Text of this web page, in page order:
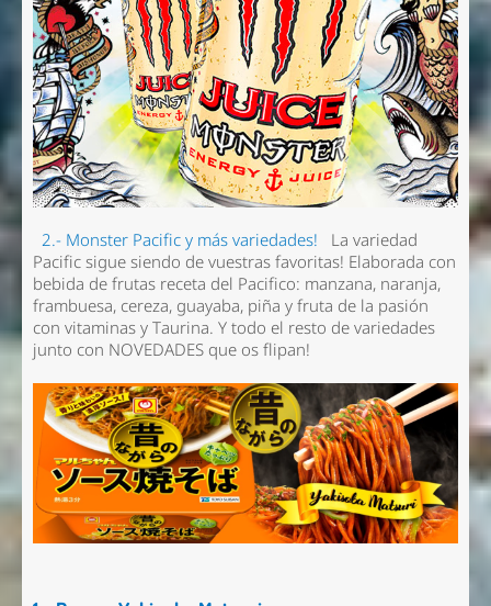
2.- Monster Pacific y más variedades! La variedad
Pacific sigue siendo de vuestras favoritas! Elaborada con
bebida de frutas receta del Pacifico: manzana, naranja,
frambuesa, cereza, guayaba, piña y fruta de la pasión
con vitaminas y Taurina. Y todo el resto de variedades
junto con NOVEDADES que os flipan!